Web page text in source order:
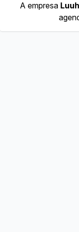
A empresa